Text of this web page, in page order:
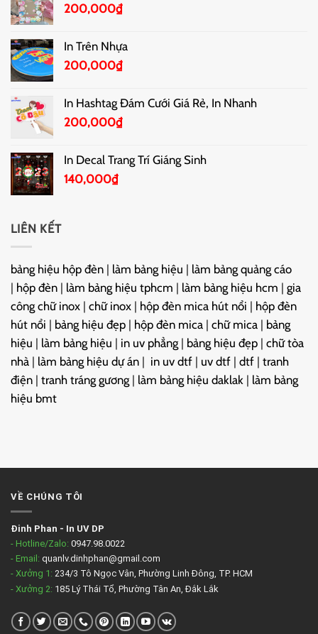
200,000₫
In Trên Nhựa
200,000₫
In Hashtag Đám Cưới Giá Rẻ, In Nhanh
200,000₫
In Decal Trang Trí Giáng Sinh
140,000₫
LIÊN KẾT
bảng hiệu hộp đèn | làm bảng hiệu | làm bảng quảng cáo
| hộp đèn | làm bảng hiệu tphcm | làm bảng hiệu hcm | gia
công chữ inox | chữ inox | hộp đèn mica hút nổi | hộp đèn
hút nổi | bảng hiệu đẹp | hộp đèn mica | chữ mica | bảng
hiệu | làm bảng hiệu | in uv phẳng | bảng hiệu đẹp | chữ tòa
nhà | làm bảng hiệu dự án | in uv dtf | uv dtf | dtf | tranh
điện | tranh tráng gương | làm bảng hiệu daklak | làm bảng
hiệu bmt
VỀ CHÚNG TÔI
Đinh Phan - In UV DP
- Hotline/Zalo: 0947.98.0022
- Email: quanlv.dinhphan@gmail.com
- Xưởng 1: 234/3 Tô Ngọc Vân, Phường Linh Đông, TP. HCM
- Xưởng 2: 185 Lý Thái Tổ, Phường Tân An, Đắk Lắk